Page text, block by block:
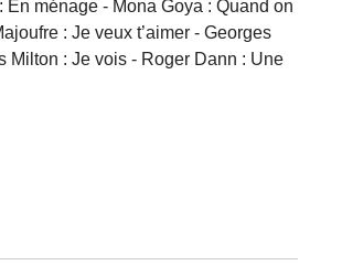
ménage - Mona Goya : Quand on
: Je veux t’aimer - Georges
Milton : Je vois - Roger Dann : Une